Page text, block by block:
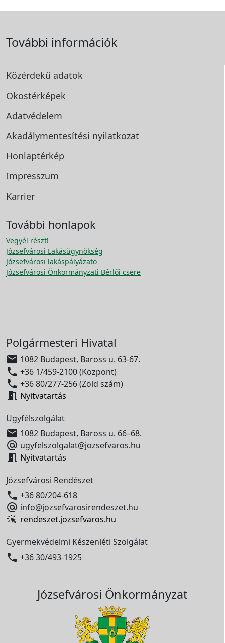
További információk
Közérdekű adatok
Okostérképek
Adatvédelem
Akadálymentesítési nyilatkozat
Honlaptérkép
Impresszum
Karrier
További honlapok
Vegyél részt!
Józsefvárosi Lakásügynökség
Józsefvárosi lakáspályázato
Józsefvárosi Önkormányzati Bérlői csere
Polgármesteri Hivatal
 1082 Budapest, Baross u. 63-67.
 +36 1/459-2100 (Központ)
 +36 80/277-256 (Zöld szám)
 Nyitvatartás
Ügyfélszolgálat
 1082 Budapest, Baross u. 66–68.
 ugyfelszolgalat@jozsefvaros.hu
 Nyitvatartás
Józsefvárosi Rendészet
 +36 80/204-618
 info@jozsefvarosirendeszet.hu
rendeszet.jozsefvaros.hu
Gyermekvédelmi Készenléti Szolgálat
 +36 30/493-1925
Józsefvárosi Önkormányzat